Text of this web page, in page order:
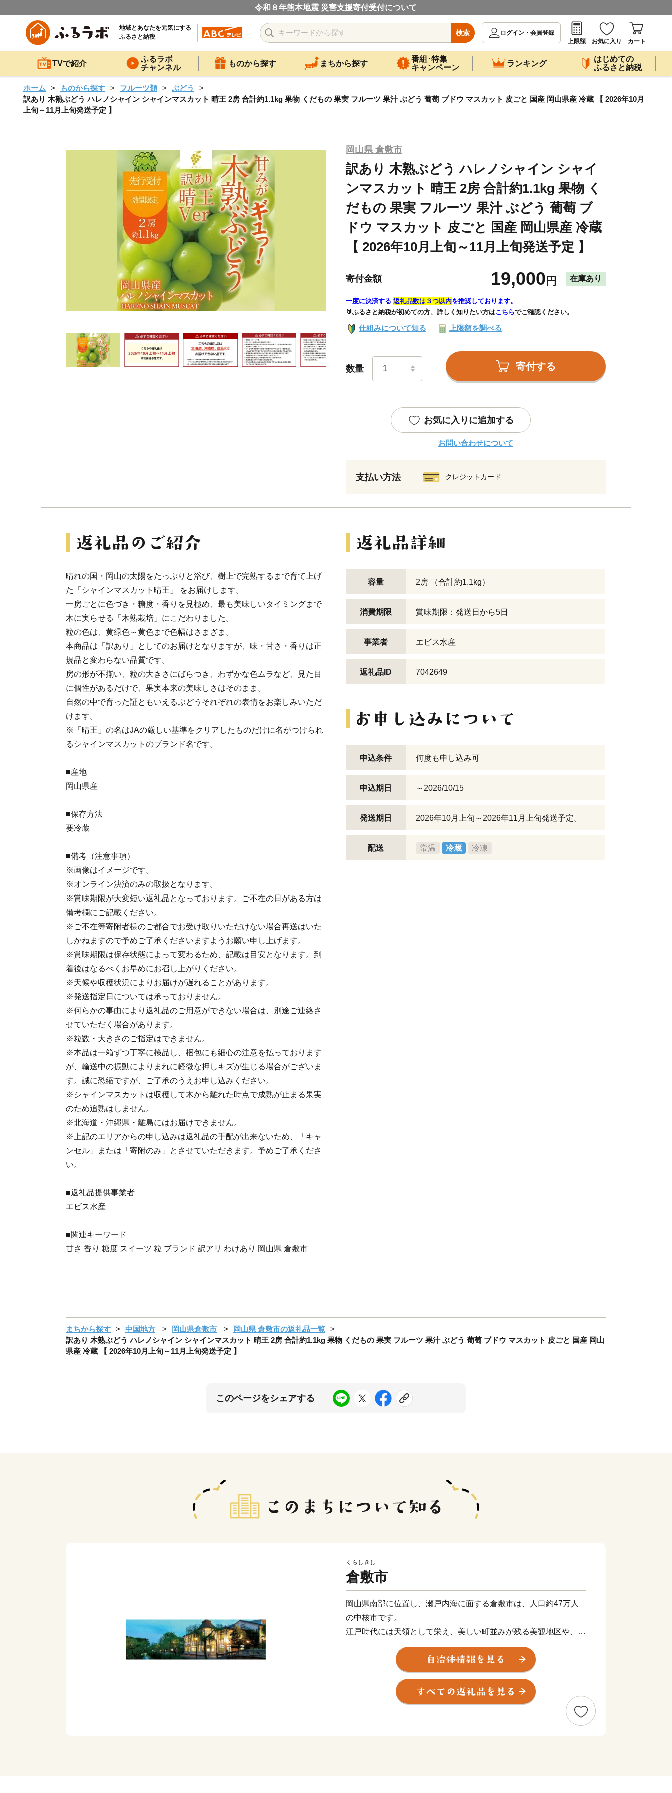
令和８年熊本地震 災害支援寄付受付について
地域とあなたを元気にする
ふるさと納税
検索
ログイン・会員登録
上限額
お気に入り カート
TVで紹介
ふるラボ
チャンネル
ものから探す まちから探す
番組･特集
キャンペーン
ランキング
はじめての
ふるさと納税
ホーム ものから探す フルーツ類
ぶどう
訳あり 木熟ぶどう ハレノシャイン シャインマスカット 晴王 2房 合計約1.1kg 果物 くだもの 果実 フルーツ 果汁 ぶどう 葡萄 ブドウ マスカット 皮ごと 国産 岡山県産 冷蔵 【 2026年10月
上旬～11月上旬発送予定 】
岡山県 倉敷市
訳あり 木熟ぶどう ハレノシャイン シャイ
ンマスカット 晴王 2房 合計約1.1kg 果物 く
だもの 果実 フルーツ 果汁 ぶどう 葡萄 ブ
ドウ マスカット 皮ごと 国産 岡山県産 冷蔵
【 2026年10月上旬～11月上旬発送予定 】
寄付金額 19,000 円 在庫あり
一度に決済する 返礼品数は３つ以内を推奨しております。
🔰ふるさと納税が初めての方、詳しく知りたい方はこちらでご確認ください。
仕組みについて知る 上限額を調べる
数量 寄付する
お気に入りに追加する
お問い合わせについて
支払い方法 クレジットカード
晴れの国・岡山の太陽をたっぷりと浴び、樹上で完熟するまで育て上げ
た「シャインマスカット晴王」 をお届けします。
一房ごとに色づき・糖度・香りを見極め、最も美味しいタイミングまで
木に実らせる「木熟栽培」にこだわりました。
粒の色は、黄緑色～黄色まで色幅はさまざま。
本商品は「訳あり」としてのお届けとなりますが、味・甘さ・香りは正
規品と変わらない品質です。
房の形が不揃い、粒の大きさにばらつき、わずかな色ムラなど、見た目
に個性があるだけで、果実本来の美味しさはそのまま。
自然の中で育った証ともいえるぶどうそれぞれの表情をお楽しみいただ
けます。
※「晴王」の名はJAの厳しい基準をクリアしたものだけに名がつけられ
るシャインマスカットのブランド名です。
■産地
岡山県産
■保存方法
要冷蔵
■備考（注意事項）
※画像はイメージです。
※オンライン決済のみの取扱となります。
※賞味期限が大変短い返礼品となっております。ご不在の日がある方は
備考欄にご記載ください。
※ご不在等寄附者様のご都合でお受け取りいただけない場合再送はいた
しかねますので予めご了承くださいますようお願い申し上げます。
※賞味期限は保存状態によって変わるため、記載は目安となります。到
着後はなるべくお早めにお召し上がりください。
※天候や収穫状況によりお届けが遅れることがあります。
※発送指定日については承っておりません。
※何らかの事由により返礼品のご用意ができない場合は、別途ご連絡さ
せていただく場合があります。
※粒数・大きさのご指定はできません。
※本品は一箱ずつ丁寧に検品し、梱包にも細心の注意を払っております
が、輸送中の振動によりまれに軽微な押しキズが生じる場合がございま
す。誠に恐縮ですが、ご了承のうえお申し込みください。
※シャインマスカットは収穫して木から離れた時点で成熟が止まる果実
のため追熟はしません。
※北海道・沖縄県・離島にはお届けできません。
※上記のエリアからの申し込みは返礼品の手配が出来ないため、「キャ
ンセル」または「寄附のみ」とさせていただきます。予めご了承くださ
い。
■返礼品提供事業者
エビス水産
■関連キーワード
甘さ 香り 糖度 スイーツ 粒 ブランド 訳アリ わけあり 岡山県 倉敷市
容量 2房 （合計約1.1kg）
消費期限 賞味期限：発送日から5日
事業者 エビス水産
返礼品ID 7042649
申込条件 何度も申し込み可
申込期日 ～2026/10/15
発送期日 2026年10月上旬～2026年11月上旬発送予定。
配送 常温 冷蔵 冷凍
まちから探す 中国地方 岡山県倉敷市
岡山県 倉敷市の返礼品一覧
訳あり 木熟ぶどう ハレノシャイン シャインマスカット 晴王 2房 合計約1.1kg 果物 くだもの 果実 フルーツ 果汁 ぶどう 葡萄 ブドウ マスカット 皮ごと 国産 岡山
県産 冷蔵 【 2026年10月上旬～11月上旬発送予定 】
このページをシェアする
くらしきし
倉敷市
岡山県南部に位置し、瀬戸内海に面する倉敷市は、人口約47万人
の中核市です。
江戸時代には天領として栄え、美しい町並みが残る美観地区や、日
本初の私立西洋近代美術館である大原美術館などが観光地として人
気を集めています。
また、温暖な気候と高梁川の豊かな水を利用して栽培した桃やマス
カット、国産ジーンズ発祥の地である児島のデニムなど、各地の個
性を活かした特産品が数多くあり、伝統と産業を楽しむことのでき